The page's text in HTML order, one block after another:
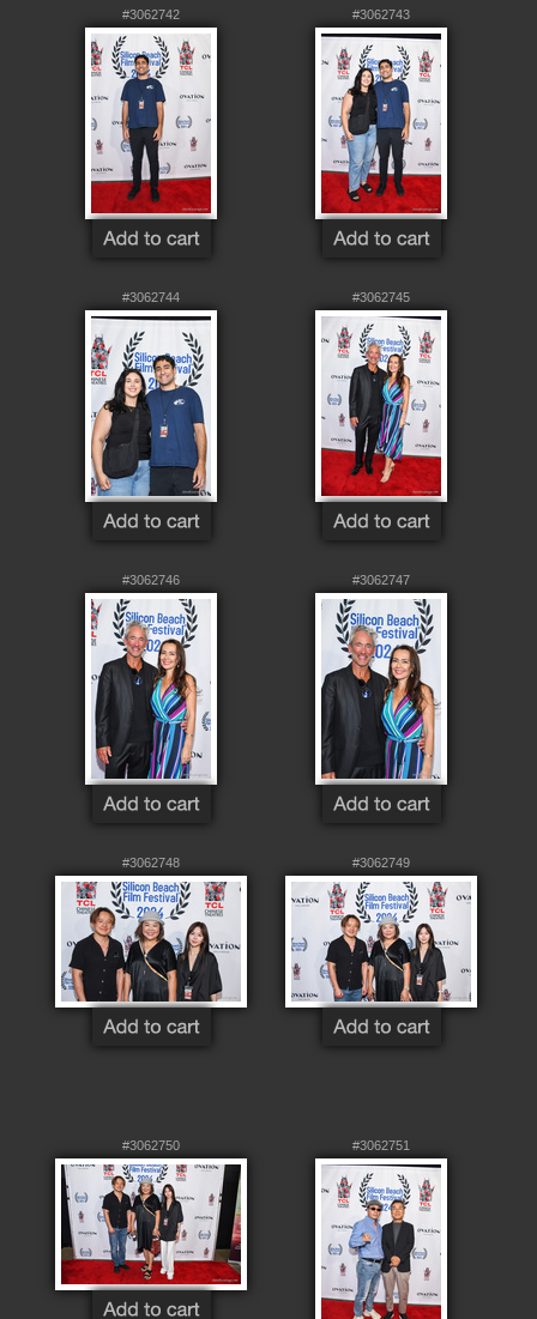
#3062742 #3062743
#3062744 #3062745
#3062746 #3062747
#3062748 #3062749
#3062750 #3062751